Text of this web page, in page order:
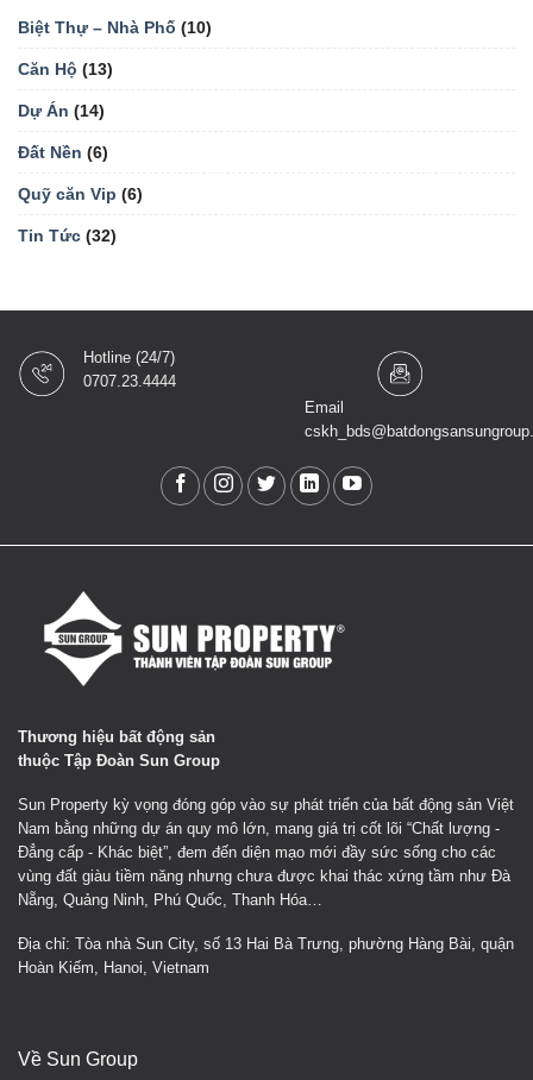
Biệt Thự – Nhà Phố (10)
Căn Hộ (13)
Dự Án (14)
Đất Nền (6)
Quỹ căn Vip (6)
Tin Tức (32)
Hotline (24/7)
0707.23.4444
Email
Thương hiệu bất động sản
thuộc Tập Đoàn Sun Group
Sun Property kỳ vọng đóng góp vào sự phát triển của bất động sản Việt
Nam bằng những dự án quy mô lớn, mang giá trị cốt lõi “Chất lượng -
Đẳng cấp - Khác biệt”, đem đến diện mạo mới đầy sức sống cho các
vùng đất giàu tiềm năng nhưng chưa được khai thác xứng tầm như Đà
Nẵng, Quảng Ninh, Phú Quốc, Thanh Hóa…
Địa chỉ: Tòa nhà Sun City, số 13 Hai Bà Trưng, phường Hàng Bài, quận
Hoàn Kiếm, Hanoi, Vietnam
Về Sun Group